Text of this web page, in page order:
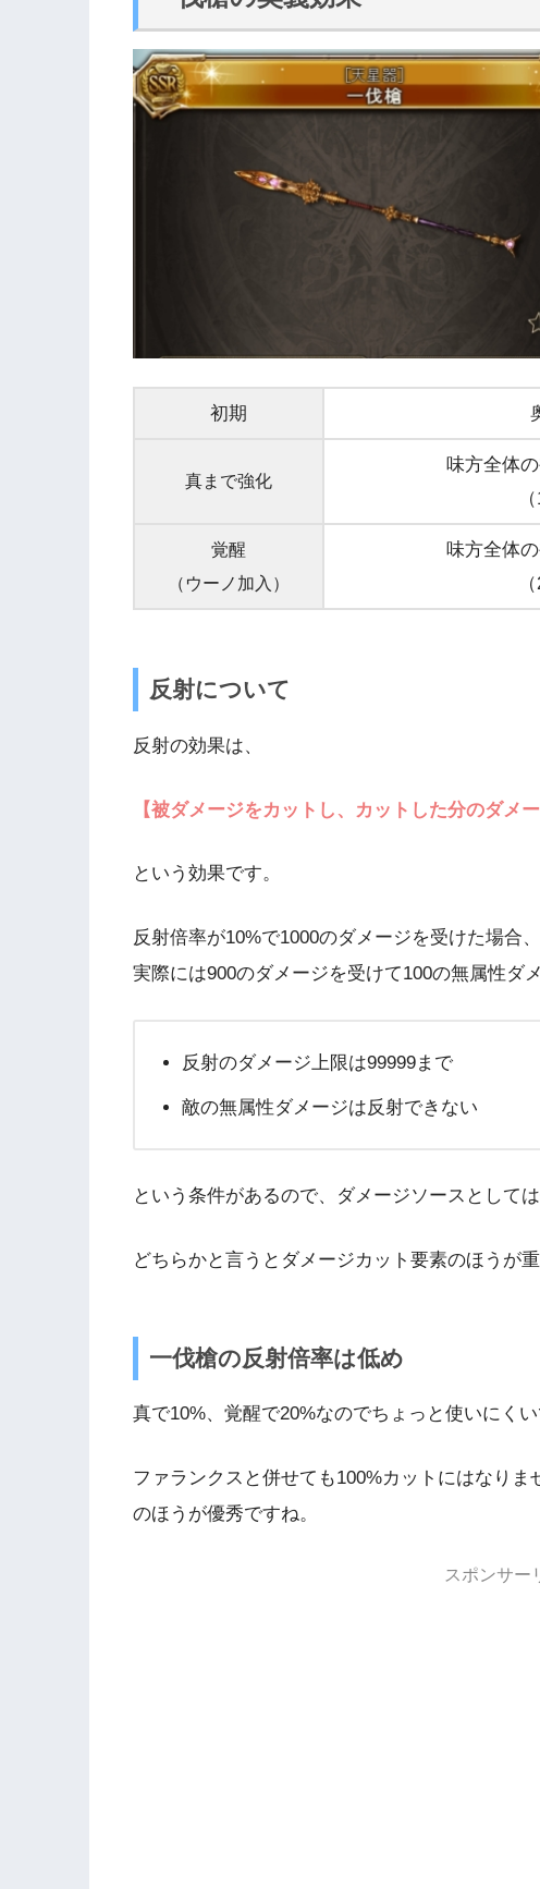
初期
真まで強化
味方全体
覚醒
（ウーノ加入）
味方全体
反射について
反射の効果は、
【被ダメージをカットし、カットした分のダメ
という効果です。
反射倍率が10%で1000のダメージを受けた場合、
実際には900のダメージを受けて100の無属性ダ
反射のダメージ上限は99999まで
敵の無属性ダメージは反射できない
という条件があるので、ダメージソースとしては
どちらかと言うとダメージカット要素のほうが重
一伐槍の反射倍率は低め
真で10%、覚醒で20%なのでちょっと使いにくい
ファランクスと併せても100%カットにはなり
のほうが優秀ですね。
スポンサー